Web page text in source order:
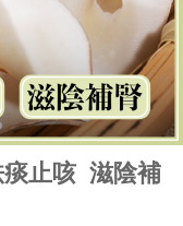
止咳 滋陰補